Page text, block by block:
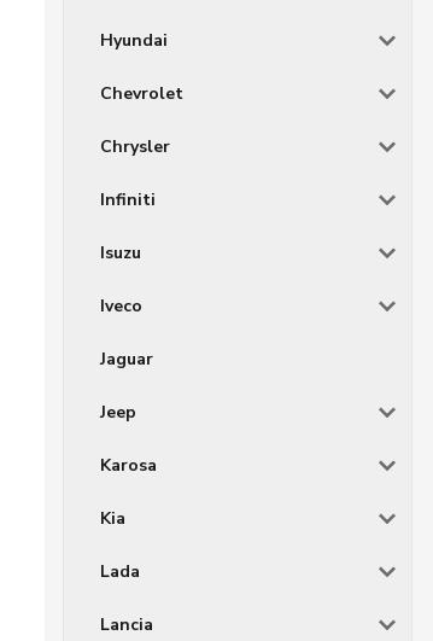
Hyundai
Chevrolet
Chrysler
Infiniti
Isuzu
Iveco
Jaguar
Jeep
Karosa
Kia
Lada
Lancia